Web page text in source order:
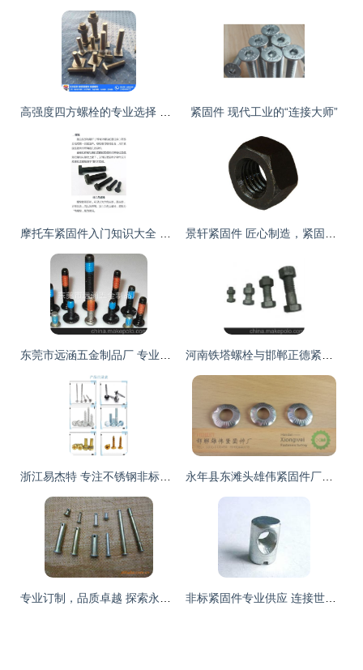
紧固件 现代工业的“连接大师”